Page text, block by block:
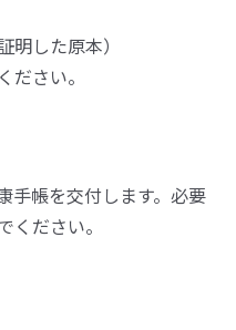
した原本）
ださい。
手帳を交付します。必要
ださい。